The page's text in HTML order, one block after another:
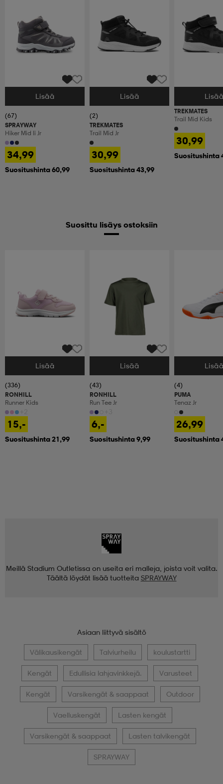
Valitse Koko
Lisää
(67)
SPRAYWAY
Hiker Mid Ii Jr
34,99
Suositushinta 60,99
Valitse Koko
Lisää
(2)
TREKMATES
Trail Mid Jr
30,99
Suositushinta 43,99
Valitse Koko
TREKMATES
Trail Mid Kids
30,99
Suositushinta
Suosittu lisäys ostoksiin
Valitse Koko
Lisää
(336)
RONHILL
Runner Kids
15,-
Suositushinta 21,99
Valitse Koko
Lisää
(43)
RONHILL
Run Tee Jr
6,-
Suositushinta 9,99
Valitse Koko
(4)
PUMA
Tenaz Jr
26,99
Suositushinta
Meillä Stadium Outletissa on useita eri malleja, joista voit valita.
Täältä löydät lisää tuotteita SPRAYWAY
Asiaan liittyvä sisältö
Välikausikengät Talviurheilu koulustartti
Kengät Edullisia lahjavinkkejä. Varusteet
Kengät Varsikengät & saappaat Outdoor
Vaelluskengät Lasten kengät
Varsikengät & saappaat Lasten talvikengät
SPRAYWAY